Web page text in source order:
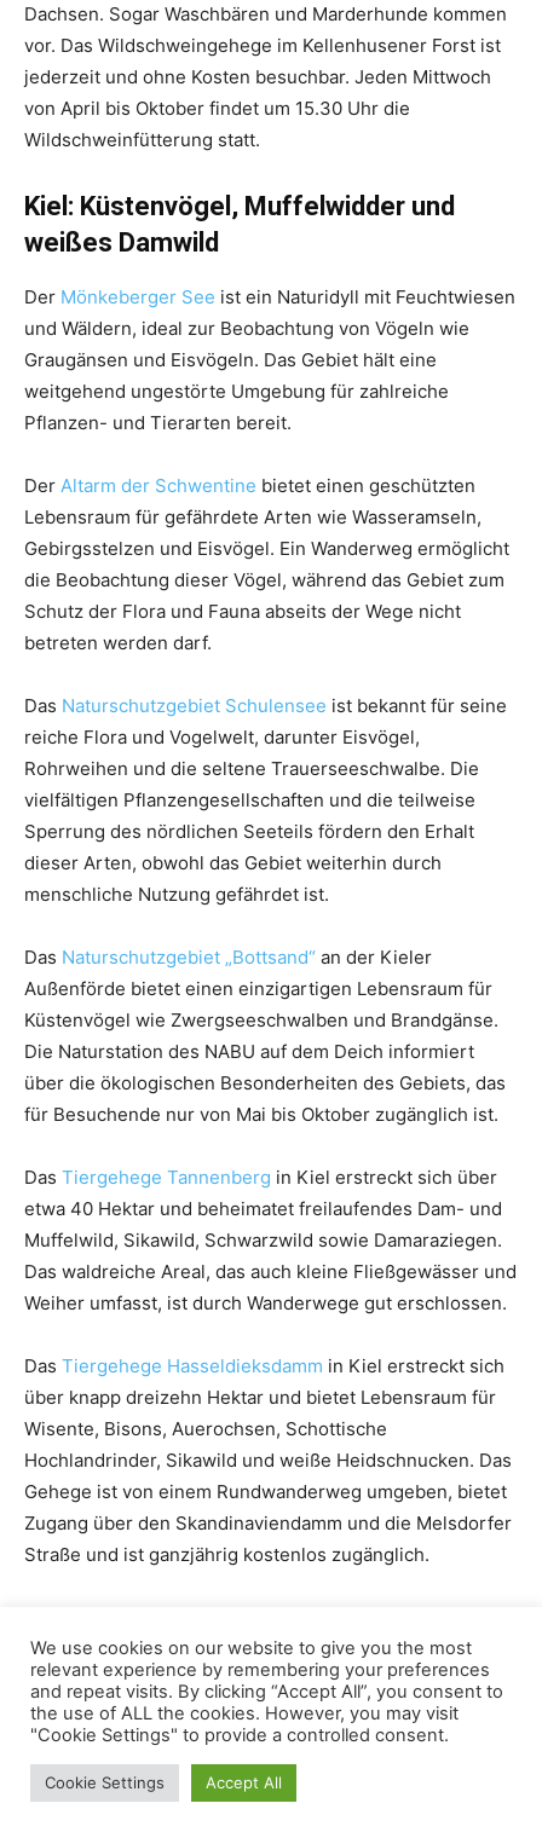
Dachsen. Sogar Waschbären und Marderhunde kommen
vor. Das Wildschweingehege im Kellenhusener Forst ist
jederzeit und ohne Kosten besuchbar. Jeden Mittwoch
von April bis Oktober findet um 15.30 Uhr die
Wildschweinfütterung statt.
Kiel: Küstenvögel, Muffelwidder und
weißes Damwild
Der Mönkeberger See ist ein Naturidyll mit Feuchtwiesen
und Wäldern, ideal zur Beobachtung von Vögeln wie
Graugänsen und Eisvögeln. Das Gebiet hält eine
weitgehend ungestörte Umgebung für zahlreiche
Pflanzen- und Tierarten bereit.
Der Altarm der Schwentine bietet einen geschützten
Lebensraum für gefährdete Arten wie Wasseramseln,
Gebirgsstelzen und Eisvögel. Ein Wanderweg ermöglicht
die Beobachtung dieser Vögel, während das Gebiet zum
Schutz der Flora und Fauna abseits der Wege nicht
betreten werden darf.
Das Naturschutzgebiet Schulensee ist bekannt für seine
reiche Flora und Vogelwelt, darunter Eisvögel,
Rohrweihen und die seltene Trauerseeschwalbe. Die
vielfältigen Pflanzengesellschaften und die teilweise
Sperrung des nördlichen Seeteils fördern den Erhalt
dieser Arten, obwohl das Gebiet weiterhin durch
menschliche Nutzung gefährdet ist.
Das Naturschutzgebiet „Bottsand“ an der Kieler
Außenförde bietet einen einzigartigen Lebensraum für
Küstenvögel wie Zwergseeschwalben und Brandgänse.
Die Naturstation des NABU auf dem Deich informiert
über die ökologischen Besonderheiten des Gebiets, das
für Besuchende nur von Mai bis Oktober zugänglich ist.
Das Tiergehege Tannenberg in Kiel erstreckt sich über
etwa 40 Hektar und beheimatet freilaufendes Dam- und
Muffelwild, Sikawild, Schwarzwild sowie Damaraziegen.
Das waldreiche Areal, das auch kleine Fließgewässer und
Weiher umfasst, ist durch Wanderwege gut erschlossen.
Das Tiergehege Hasseldieksdamm in Kiel erstreckt sich
über knapp dreizehn Hektar und bietet Lebensraum für
Wisente, Bisons, Auerochsen, Schottische
Hochlandrinder, Sikawild und weiße Heidschnucken. Das
Gehege ist von einem Rundwanderweg umgeben, bietet
Zugang über den Skandinaviendamm und die Melsdorfer
Straße und ist ganzjährig kostenlos zugänglich.
großen Naturerlebnisraum mit Streuobstwiesen, Teichen
und Wäldern, der sich ideal für Naturbeobachtungen
eignet. Besonders hervorzuheben sind die
Bildungsangebote rund um Bienen.
DasTiergehege Hammerbietet Familien die Möglichkeit,
We use cookies on our website to give you the most
relevant experience by remembering your preferences
and repeat visits. By clicking “Accept All”, you consent to
the use of ALL the cookies. However, you may visit
"Cookie Settings" to provide a controlled consent.
Cookie Settings Accept All